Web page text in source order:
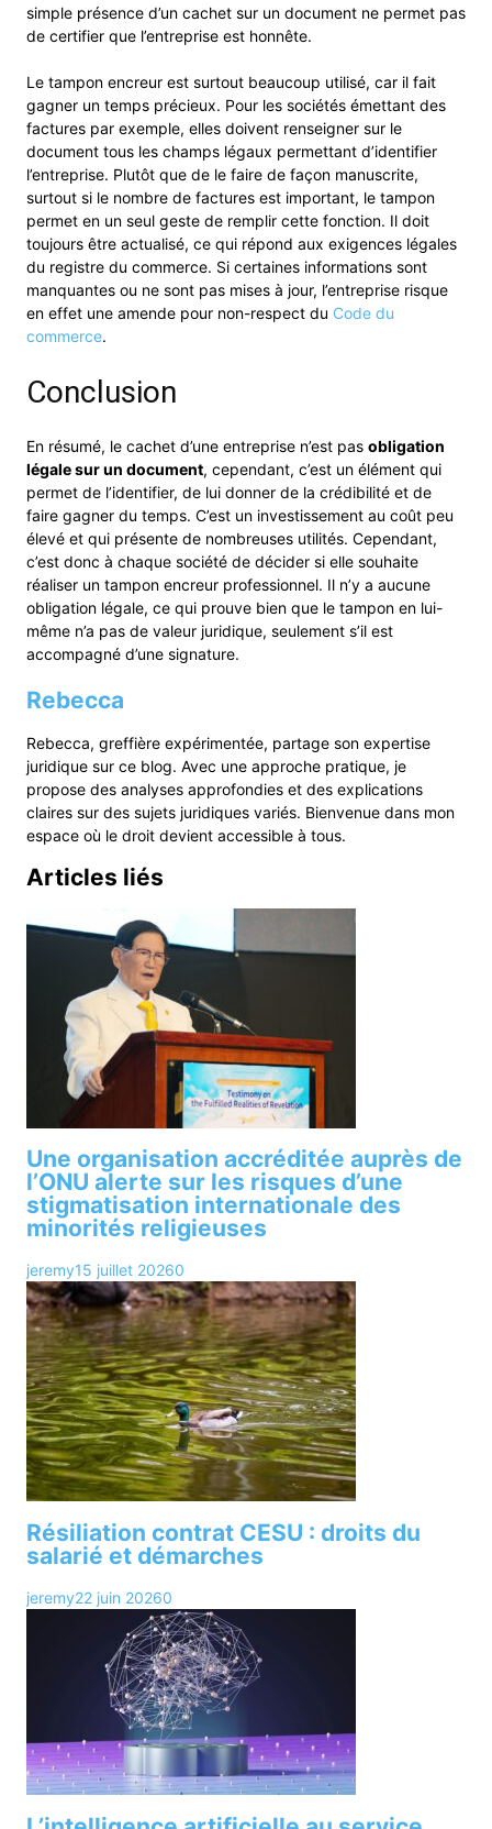
simple présence d’un cachet sur un document ne permet pas
de certifier que l’entreprise est honnête.
Le tampon encreur est surtout beaucoup utilisé, car il fait
gagner un temps précieux. Pour les sociétés émettant des
factures par exemple, elles doivent renseigner sur le
document tous les champs légaux permettant d’identifier
l’entreprise. Plutôt que de le faire de façon manuscrite,
surtout si le nombre de factures est important, le tampon
permet en un seul geste de remplir cette fonction. Il doit
toujours être actualisé, ce qui répond aux exigences légales
du registre du commerce. Si certaines informations sont
manquantes ou ne sont pas mises à jour, l’entreprise risque
en effet une amende pour non-respect du Code du
commerce.
Conclusion
En résumé, le cachet d’une entreprise n’est pas obligation
légale sur un document, cependant, c’est un élément qui
permet de l’identifier, de lui donner de la crédibilité et de
faire gagner du temps. C’est un investissement au coût peu
élevé et qui présente de nombreuses utilités. Cependant,
c’est donc à chaque société de décider si elle souhaite
réaliser un tampon encreur professionnel. Il n’y a aucune
obligation légale, ce qui prouve bien que le tampon en lui-
même n’a pas de valeur juridique, seulement s’il est
accompagné d’une signature.
Rebecca
Rebecca, greffière expérimentée, partage son expertise
juridique sur ce blog. Avec une approche pratique, je
propose des analyses approfondies et des explications
claires sur des sujets juridiques variés. Bienvenue dans mon
espace où le droit devient accessible à tous.
Articles liés
Une organisation accréditée auprès de
l’ONU alerte sur les risques d’une
stigmatisation internationale des
minorités religieuses
jeremy15 juillet 20260
Résiliation contrat CESU : droits du
salarié et démarches
jeremy22 juin 20260